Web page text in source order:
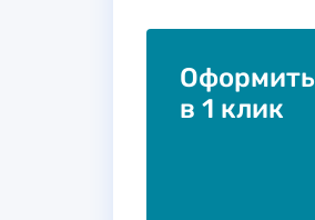
Оформить
в 1 клик